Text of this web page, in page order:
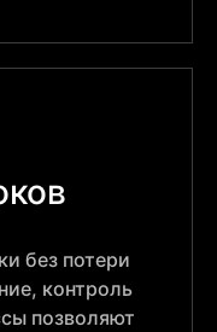
без потери
контроль
позволяют